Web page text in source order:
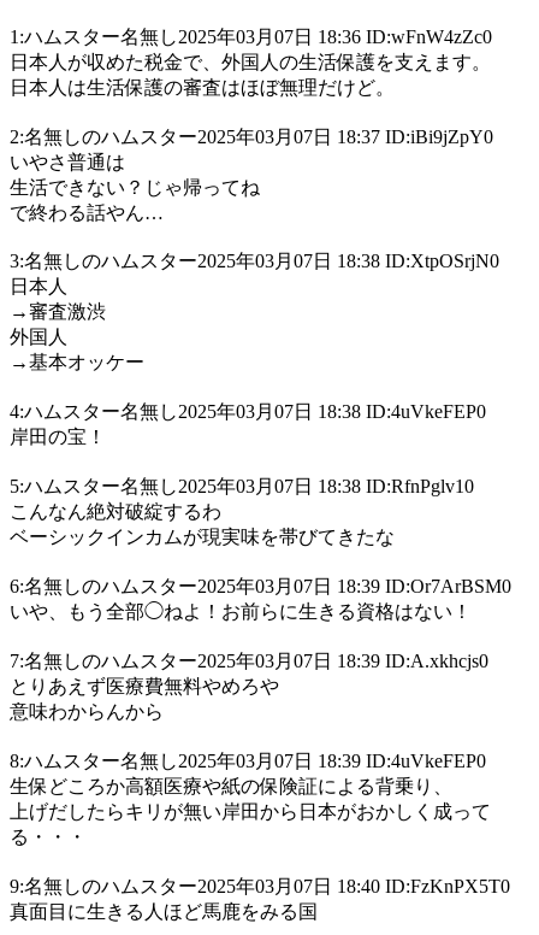
1:ハムスター名無し2025年03月07日 18:36 ID:wFnW4zZc0
日本人が収めた税金で、外国人の生活保護を支えます。
日本人は生活保護の審査はほぼ無理だけど。
2:名無しのハムスター2025年03月07日 18:37 ID:iBi9jZpY0
いやさ普通は
生活できない？じゃ帰ってね
で終わる話やん…
3:名無しのハムスター2025年03月07日 18:38 ID:XtpOSrjN0
日本人
→審査激渋
外国人
→基本オッケー
4:ハムスター名無し2025年03月07日 18:38 ID:4uVkeFEP0
岸田の宝！
5:ハムスター名無し2025年03月07日 18:38 ID:RfnPglv10
こんなん絶対破綻するわ
ベーシックインカムが現実味を帯びてきたな
6:名無しのハムスター2025年03月07日 18:39 ID:Or7ArBSM0
いや、もう全部◯ねよ！お前らに生きる資格はない！
7:名無しのハムスター2025年03月07日 18:39 ID:A.xkhcjs0
とりあえず医療費無料やめろや
意味わからんから
8:ハムスター名無し2025年03月07日 18:39 ID:4uVkeFEP0
生保どころか高額医療や紙の保険証による背乗り、
上げだしたらキリが無い岸田から日本がおかしく成って
る・・・
9:名無しのハムスター2025年03月07日 18:40 ID:FzKnPX5T0
真面目に生きる人ほど馬鹿をみる国